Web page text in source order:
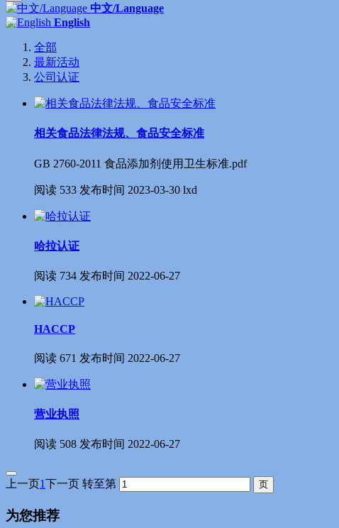
中文/Language
English
全部
最新活动
公司认证
相关食品法律法规、食品安全标准
GB 2760-2011 食品添加剂使用卫生标准.pdf
阅读 533 发布时间 2023-03-30 lxd
哈拉认证
阅读 734 发布时间 2022-06-27
HACCP
阅读 671 发布时间 2022-06-27
营业执照
阅读 508 发布时间 2022-06-27
上一页1下一页 转至第
为您推荐